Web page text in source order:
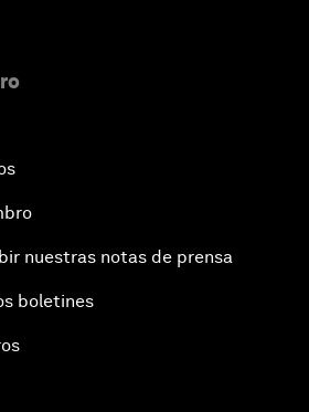
nuestras notas de prensa
boletines